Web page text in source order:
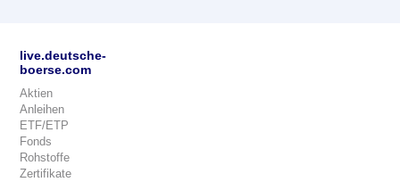
live.deutsche-
boerse.com
Aktien
Anleihen
ETF/ETP
Fonds
Rohstoffe
Zertifikate